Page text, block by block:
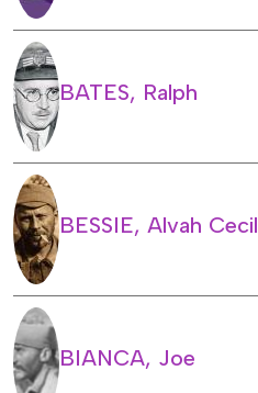
BATES, Ralph
BESSIE, Alvah Cecil
BIANCA, Joe